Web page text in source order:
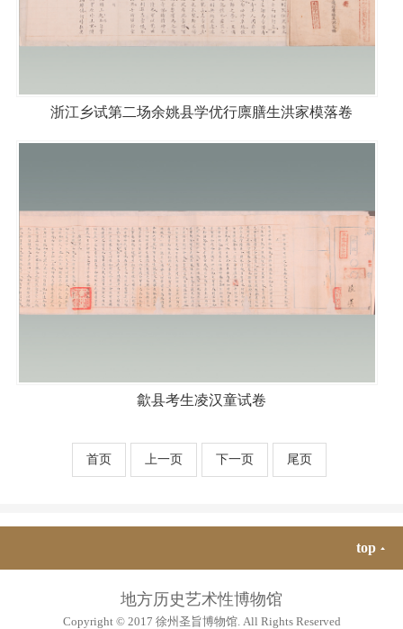
浙江乡试第二场余姚县学优行廪膳生洪家模落卷
歙县考生凌汉童试卷
首页 上一页 下一页 尾页
top
地方历史艺术性博物馆
Copyright © 2017 徐州圣旨博物馆. All Rights Reserved